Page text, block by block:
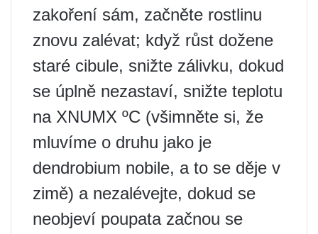
zakoření sám, začněte rostlinu
znovu zalévat; když růst dožene
staré cibule, snižte zálivku, dokud
se úplně nezastaví, snižte teplotu
na XNUMX ºC (všimněte si, že
mluvíme o druhu jako je
dendrobium nobile, a to se děje v
zimě) a nezalévejte, dokud se
neobjeví poupata začnou se